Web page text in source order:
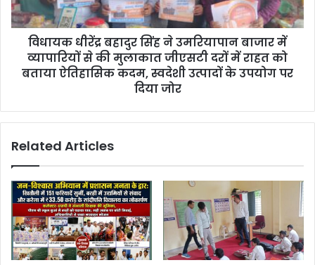
विधायक धीरेंद्र बहादुर सिंह ने उमरियापान बाजार में
व्यापारियों से की मुलाकात जीएसटी दरों में राहत को
बताया ऐतिहासिक कदम, स्वदेशी उत्पादों के उपयोग पर
दिया जोर
Related Articles